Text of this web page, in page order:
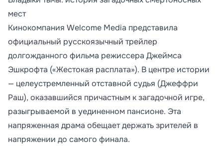
мест
Кинокомпания Welcome Media представила
официальный русскоязычный трейлер
долгожданного фильма режиссера Джеймса
Эшкрофта («Жестокая расплата»). В центре истории
— целеустремленный отставной судья (Джеффри
Раш), оказавшийся причастным к загадочной игре,
разыгрываемой в уединенном пансионе. Эта
напряженная драма обещает держать зрителей в
напряжении до самого финала.